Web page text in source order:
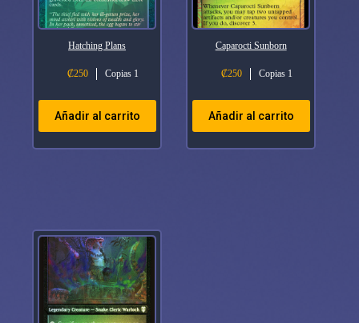
Hatching Plans
₡250 Copias 1
Añadir al carrito
Caparocti Sunborn
₡250 Copias 1
Añadir al carrito